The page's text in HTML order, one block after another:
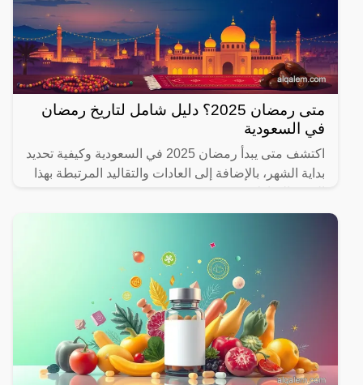
متى رمضان 2025؟ دليل شامل لتاريخ رمضان
في السعودية
اكتشف متى يبدأ رمضان 2025 في السعودية وكيفية تحديد
بداية الشهر، بالإضافة إلى العادات والتقاليد المرتبطة بهذا